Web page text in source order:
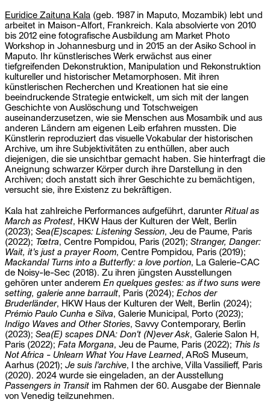
Euridice Zaituna Kala (geb. 1987 in Maputo, Mozambik) lebt und
arbeitet in Maison-Alfort, Frankreich. Kala absolvierte von 2010
bis 2012 eine fotografische Ausbildung am Market Photo
Workshop in Johannesburg und in 2015 an der Asiko School in
Maputo. Ihr künstlerisches Werk erwächst aus einer
tiefgreifenden Dekonstruktion, Manipulation und Rekonstruktion
kultureller und historischer Metamorphosen. Mit ihren
künstlerischen Recherchen und Kreationen hat sie eine
beeindruckende Strategie entwickelt, um sich mit der langen
Geschichte von Auslöschung und Totschweigen
auseinanderzusetzen, wie sie Menschen aus Mosambik und aus
anderen Ländern am eigenen Leib erfahren mussten. Die
Künstlerin reproduziert das visuelle Vokabular der historischen
Archive, um ihre Subjektivitäten zu enthüllen, aber auch
diejenigen, die sie unsichtbar gemacht haben. Sie hinterfragt die
Aneignung schwarzer Körper durch ihre Darstellung in den
Archiven; doch anstatt sich ihrer Geschichte zu bemächtigen,
versucht sie, ihre Existenz zu bekräftigen.
Kala hat zahlreiche Performances aufgeführt, darunter Ritual as
March as Protest, HKW Haus der Kulturen der Welt, Berlin
(2023); Sea(E)scapes: Listening Session, Jeu de Paume, Paris
(2022); Tœtra, Centre Pompidou, Paris (2021); Stranger, Danger:
Wait, it's just a prayer Room, Centre Pompidou, Paris (2019);
Mackandal Turns into a Butterfly: a love portion, La Galerie-CAC
de Noisy-le-Sec (2018). Zu ihren jüngsten Ausstellungen
gehören unter anderem En quelques gestes: as if two suns were
setting, galerie anne barrault, Paris (2024); Echos der
Bruderländer, HKW Haus der Kulturen der Welt, Berlin (2024);
Prémio Paulo Cunha e Silva, Galerie Municipal, Porto (2023);
Indigo Waves and Other Stories, Savvy Contemporary, Berlin
(2023); Sea(E) scapes DNA: Don't (N)ever Ask, Galerie Salon H,
Paris (2022); Fata Morgana, Jeu de Paume, Paris (2022); This Is
Not Africa - Unlearn What You Have Learned, ARoS Museum,
Aarhus (2021); Je suis l'archive, I the archive, Villa Vassilieff, Paris
(2020). 2024 wurde sie eingeladen, an der Ausstellung
Passengers in Transit im Rahmen der 60. Ausgabe der Biennale
von Venedig teilzunehmen.